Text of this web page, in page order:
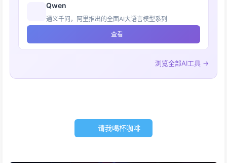
Qwen
通义千问，阿里推出的全面AI大语言模型系列
查看
浏览全部AI工具 →
请我喝杯咖啡